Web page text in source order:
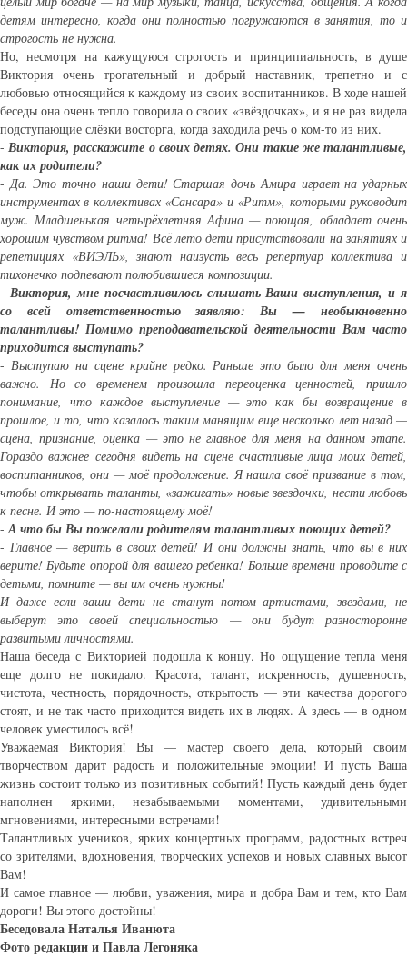
детям интересно, когда они полностью погружаются в занятия, то и
строгость не нужна.
Но, несмотря на кажущуюся строгость и принципиальность, в душе
Виктория очень трогательный и добрый наставник, трепетно и с
любовью относящийся к каждому из своих воспитанников. В ходе нашей
беседы она очень тепло говорила о своих «звёздочках», и я не раз видела
подступающие слёзки восторга, когда заходила речь о ком-то из них.
- Виктория, расскажите о своих детях. Они такие же талантливые,
как их родители?
- Да. Это точно наши дети! Старшая дочь Амира играет на ударных
инструментах в коллективах «Сансара» и «Ритм», которыми руководит
муж. Младшенькая четырёхлетняя Афина — поющая, обладает очень
хорошим чувством ритма! Всё лето дети присутствовали на занятиях и
репетициях «ВИЭЛЬ», знают наизусть весь репертуар коллектива и
тихонечко подпевают полюбившиеся композиции.
- Виктория, мне посчастливилось слышать Ваши выступления, и я
со всей ответственностью заявляю: Вы — необыкновенно
талантливы! Помимо преподавательской деятельности Вам часто
приходится выступать?
- Выступаю на сцене крайне редко. Раньше это было для меня очень
важно. Но со временем произошла переоценка ценностей, пришло
понимание, что каждое выступление — это как бы возвращение в
прошлое, и то, что казалось таким манящим еще несколько лет назад —
сцена, признание, оценка — это не главное для меня на данном этапе.
Гораздо важнее сегодня видеть на сцене счастливые лица моих детей,
воспитанников, они — моё продолжение. Я нашла своё призвание в том,
чтобы открывать таланты, «зажигать» новые звездочки, нести любовь
к песне. И это — по-настоящему моё!
- А что бы Вы пожелали родителям талантливых поющих детей?
- Главное — верить в своих детей! И они должны знать, что вы в них
верите! Будьте опорой для вашего ребенка! Больше времени проводите с
детьми, помните — вы им очень нужны!
И даже если ваши дети не станут потом артистами, звездами, не
выберут это своей специальностью — они будут разносторонне
развитыми личностями.
Наша беседа с Викторией подошла к концу. Но ощущение тепла меня
еще долго не покидало. Красота, талант, искренность, душевность,
чистота, честность, порядочность, открытость — эти качества дорогого
стоят, и не так часто приходится видеть их в людях. А здесь — в одном
человек уместилось всё!
Уважаемая Виктория! Вы — мастер своего дела, который своим
творчеством дарит радость и положительные эмоции! И пусть Ваша
жизнь состоит только из позитивных событий! Пусть каждый день будет
наполнен яркими, незабываемыми моментами, удивительными
мгновениями, интересными встречами!
Талантливых учеников, ярких концертных программ, радостных встреч
со зрителями, вдохновения, творческих успехов и новых славных высот
Вам!
И самое главное — любви, уважения, мира и добра Вам и тем, кто Вам
дороги! Вы этого достойны!
Беседовала Наталья Иванюта
Фото редакции и Павла Легоняка